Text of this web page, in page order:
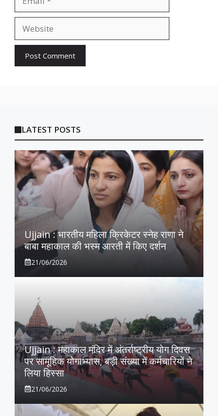
LATEST POSTS
Ujjain : भारतीय महिला क्रिकेटर स्नेह राणा ने
बाबा महाकाल की भस्म आरती में किए दर्शन
21/06/2026
Ujjain : महाकाल मंदिर में अंतर्राष्ट्रीय योग दिवस
पर सामूहिक योगाभ्यास, बड़ी संख्या में कर्मचारियों ने
लिया हिस्सा
21/06/2026